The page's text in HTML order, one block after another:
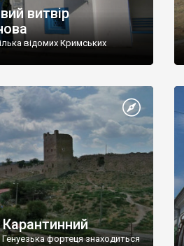
витвір
відомих Кримських
фортеця знаходиться